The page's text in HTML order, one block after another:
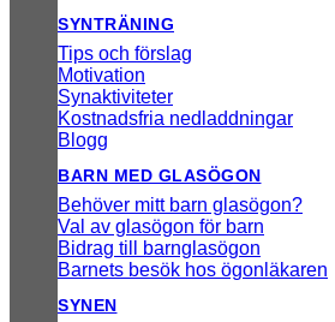
SYNTRÄNING
Tips och förslag
Motivation
Synaktiviteter
Kostnadsfria nedladdningar
Blogg
BARN MED GLASÖGON
Behöver mitt barn glasögon?
Val av glasögon för barn
Bidrag till barnglasögon
Barnets besök hos ögonläkaren
SYNEN